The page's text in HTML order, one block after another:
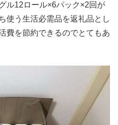
ル12ロール×6パック×2回が
使う生活必需品を返礼品とし
費を節約できるのでとてもあ